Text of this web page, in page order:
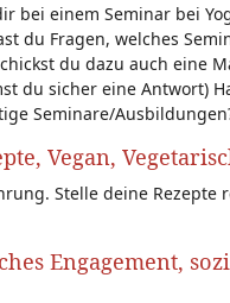
bei einem Seminar bei
du Fragen, welches
du dazu auch eine
du sicher eine Antwort)
Seminare/
Vegan,
Stelle deine Rezepte
Engagement,